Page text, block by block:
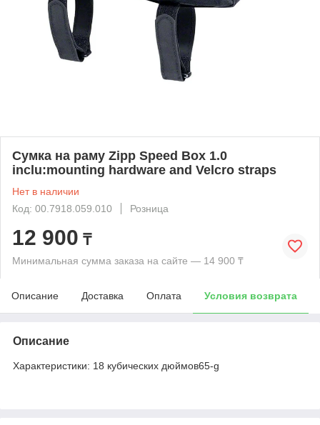
Сумка на раму Zipp Speed Box 1.0
inclu:mounting hardware and Velcro straps
Нет в наличии
Код: 00.7918.059.010
Розница
12 900 ₸
Минимальная сумма заказа на сайте — 14 900 ₸
Описание Доставка Оплата Условия возврата
Описание
Характеристики: 18 кубических дюймов65-g